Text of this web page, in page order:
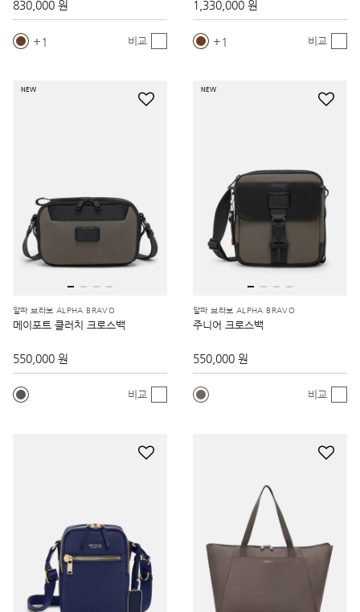
830,000 원
1 비교
1,330,000 원
1 비교
NEW
알파 브라보 ALPHA BRAVO
메이포트 클러치 크로스백
550,000 원
비교
NEW
알파 브라보 ALPHA BRAVO
주니어 크로스백
550,000 원
비교